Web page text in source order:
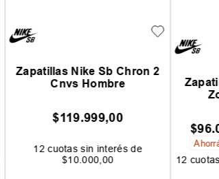
Zapatillas Hombre Nike Sb
Dunk Low
$269 .999 ,00
12 cuotas sin interés de
$22.500,00
12